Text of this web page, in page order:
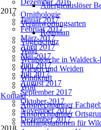
Allergieauslöser
Ornithologie
Verantwortungsarten
Rotmilan
Vogelschutz
Wald
Weißstörche in
Wiesen und Weiden
Windkraft
Wolf
Kontakt
Ansprechpartner
Ansprechpartner
Auffangstationen für
2017
Januar 2017
Februar 2017
März 2017
April 2017
Mai 2017
Juni 2017
Juli 2017
August 2017
September 2017
Oktober 2017
November 2017
Dezember 2017
2018